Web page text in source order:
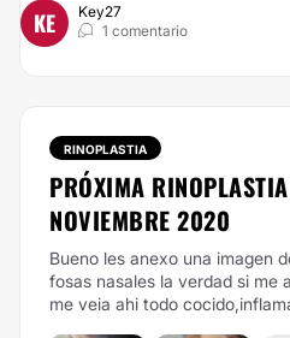
KE
Key27
1 comentario
RINOPLASTIA
PRÓXIMA
NOVIEMBRE 2020
Bueno les anexo una imagen
fosas nasales la verdad si me
me veia ahi todo